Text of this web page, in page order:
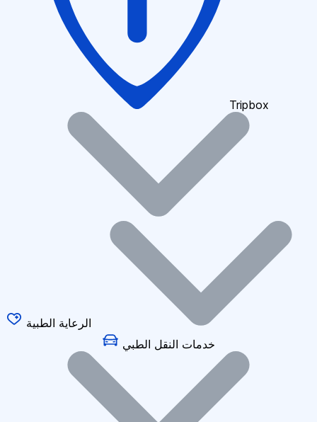
Tripbox
الرعاية الطبية
خدمات النقل الطبي